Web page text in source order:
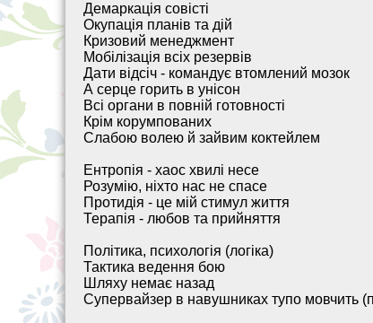
Демаркація совісті
Окупація планів та дій
Кризовий менеджмент
Мобілізація всіх резервів
Дати відсіч - командує втомлений мозок
А серце горить в унісон
Всі органи в повній готовності
Крім корумпованих
Слабою волею й зайвим коктейлем
Ентропія - хаос хвилі несе
Розумію, ніхто нас не спасе
Протидія - це мій стимул життя
Терапія - любов та прийняття
Політика, психологія (логіка)
Тактика ведення бою
Шляху немає назад
Супервайзер в навушниках тупо мовчить